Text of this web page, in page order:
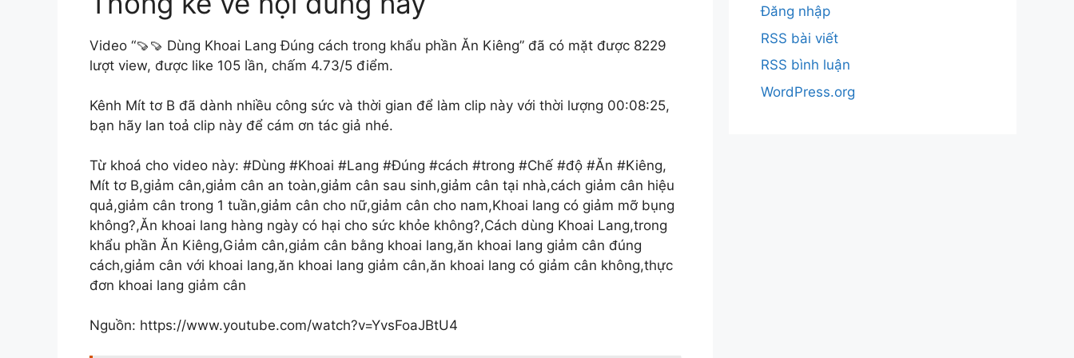
Video “🍠🍠 Dùng Khoai Lang Đúng cách trong khẩu phần Ăn Kiêng” đã có mặt được 8229
lượt view, được like 105 lần, chấm 4.73/5 điểm.
Kênh Mít tơ B đã dành nhiều công sức và thời gian để làm clip này với thời lượng 00:08:25,
bạn hãy lan toả clip này để cám ơn tác giả nhé.
Từ khoá cho video này: #Dùng #Khoai #Lang #Đúng #cách #trong #Chế #độ #Ăn #Kiêng,
Mít tơ B,giảm cân,giảm cân an toàn,giảm cân sau sinh,giảm cân tại nhà,cách giảm cân hiệu
quả,giảm cân trong 1 tuần,giảm cân cho nữ,giảm cân cho nam,Khoai lang có giảm mỡ bụng
không?,Ăn khoai lang hàng ngày có hại cho sức khỏe không?,Cách dùng Khoai Lang,trong
khẩu phần Ăn Kiêng,Giảm cân,giảm cân bằng khoai lang,ăn khoai lang giảm cân đúng
cách,giảm cân với khoai lang,ăn khoai lang giảm cân,ăn khoai lang có giảm cân không,thực
đơn khoai lang giảm cân
Nguồn: https://www.youtube.com/watch?v=YvsFoaJBtU4
Đăng nhập
RSS bài viết
RSS bình luận
WordPress.org